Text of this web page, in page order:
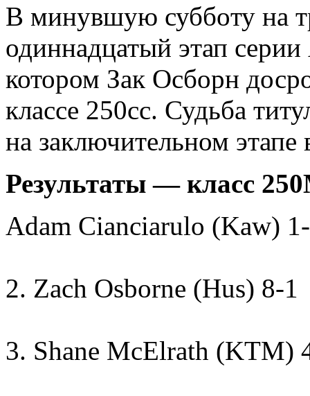
В минувшую суббoту нa
одиннадцатый этап
котором Зак Осборн
классе 250сс. Судьба
на заключительном
Результаты — класс
Adam Cianciarulo (Kaw)
2. Zach Osborne (Hus) 8-1
3. Shane McElrath (KTM)